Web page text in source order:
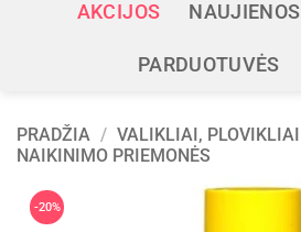
AKCIJOS NAUJIENOS
PARDUOTUVĖS
PRADŽIA / VALIKLIAI, PLOVIKLIAI
NAIKINIMO PRIEMONĖS
-20%